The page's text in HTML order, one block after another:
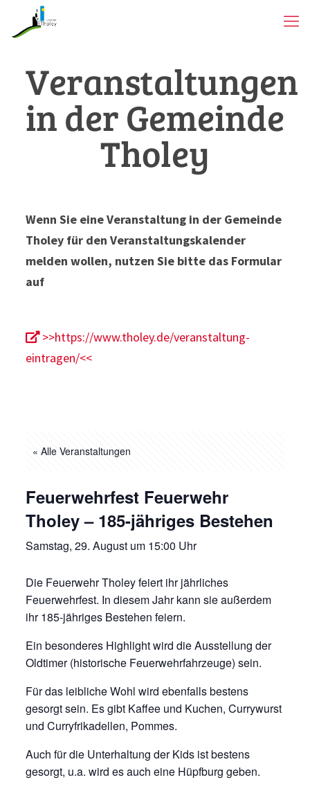
Veranstaltungen
in der Gemeinde
Tholey
Wenn Sie eine Veranstaltung in der Gemeinde
Tholey für den Veranstaltungskalender
melden wollen, nutzen Sie bitte das Formular
auf
>>https://www.tholey.de/veranstaltung-
eintragen/<<
« Alle Veranstaltungen
Feuerwehrfest Feuerwehr
Tholey – 185-jähriges Bestehen
Samstag, 29. August um 15:00 Uhr
Die Feuerwehr Tholey feiert ihr jährliches
Feuerwehrfest. In diesem Jahr kann sie außerdem
ihr 185-jähriges Bestehen feiern.
Ein besonderes Highlight wird die Ausstellung der
Oldtimer (historische Feuerwehrfahrzeuge) sein.
Für das leibliche Wohl wird ebenfalls bestens
gesorgt sein. Es gibt Kaffee und Kuchen, Currywurst
und Curryfrikadellen, Pommes.
Auch für die Unterhaltung der Kids ist bestens
gesorgt, u.a. wird es auch eine Hüpfburg geben.